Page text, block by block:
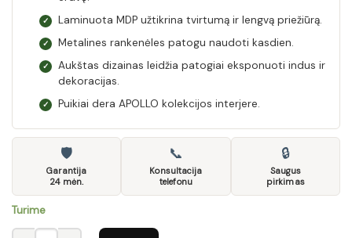
✓ Laminuota MDP užtikrina tvirtumą ir lengvą priežiūrą.
✓ Metalines rankenėles patogu naudoti kasdien.
✓
Aukštas dizainas leidžia patogiai eksponuoti indus ir
dekoracijas.
✓ Puikiai dera APOLLO kolekcijos interjere.
🛡
Garantija
24 mėn.
📞
Konsultacija
telefonu
🔒
Saugus
pirkimas
Turime
produkto kiekis: Vitrina APOLLO AP11